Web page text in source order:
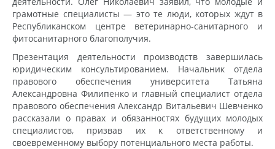
грамотные специалисты — это те люди, которых ждут в
Республиканском центре ветеринарно-санитарного и
фитосанитарного благополучия.
Презентация деятельности производств завершилась
юридическим консультированием. Начальник отдела
правового обеспечения университета Татьяна
Александровна Филипенко и главный специалист отдела
правового обеспечения Александр Витальевич Шевченко
рассказали о правах и обязанностях будущих молодых
специалистов, призвав их к ответственному и
своевременному выбору потенциального места работы.